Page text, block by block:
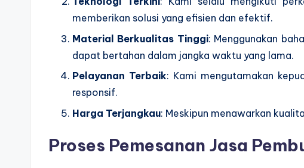
memberikan solusi yang efisien dan efektif.
Material Berkualitas Tinggi: Menggunakan
dapat bertahan dalam jangka waktu yang lama.
Pelayanan Terbaik: Kami mengutamakan
responsif.
Harga Terjangkau: Meskipun menawarkan
Proses Pemesanan Jasa